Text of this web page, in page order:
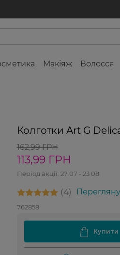
Макіяж Волосся
Колготки Art G
162,99 ГРН
113,99 ГРН
Період акції: 27 07 - 23 08
4
762858